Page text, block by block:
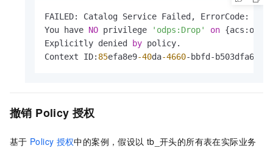
FAILED: Catalog Service Failed, ErrorCode:
You have NO privilege 'odps:Drop' on {acs:odps:
Explicitly denied
by policy.
Context ID: 85efa8e9-40da-4660- bbfd -
撤销 Policy 授权
基于 Policy 授权中的案例，假设以 tb_开头的所有表在实际业务